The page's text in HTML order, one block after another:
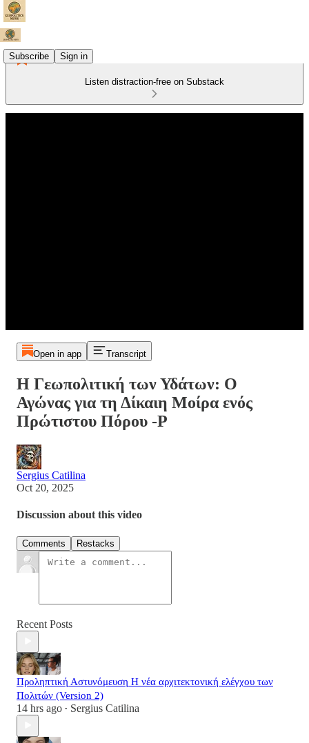
Subscribe Sign in
Listen distraction-free on Substack
Open in app Transcript
Η Γεωπολιτική των Υδάτων: Ο
Αγώνας για τη Δίκαιη Μοίρα ενός
Πρώτιστου Πόρου -P
Sergius Catilina
Oct 20, 2025
Discussion about this video
Comments Restacks
Recent Posts
Προληπτική Αστυνόμευση Η νέα αρχιτεκτονική ελέγχου των
Πολιτών (Version 2)
14 hrs ago • Sergius Catilina